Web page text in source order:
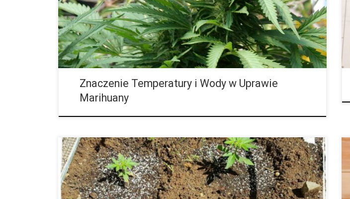
korzeni, optymalnej absorpcji składników odżywczych oraz odporności na patogeny.
Choć na […]
Znaczenie Temperatury i Wody w Uprawie
Marihuany
Pochodzenie odmian marihuany Diesel W ostatnich latach odmiany Diesel stały się,